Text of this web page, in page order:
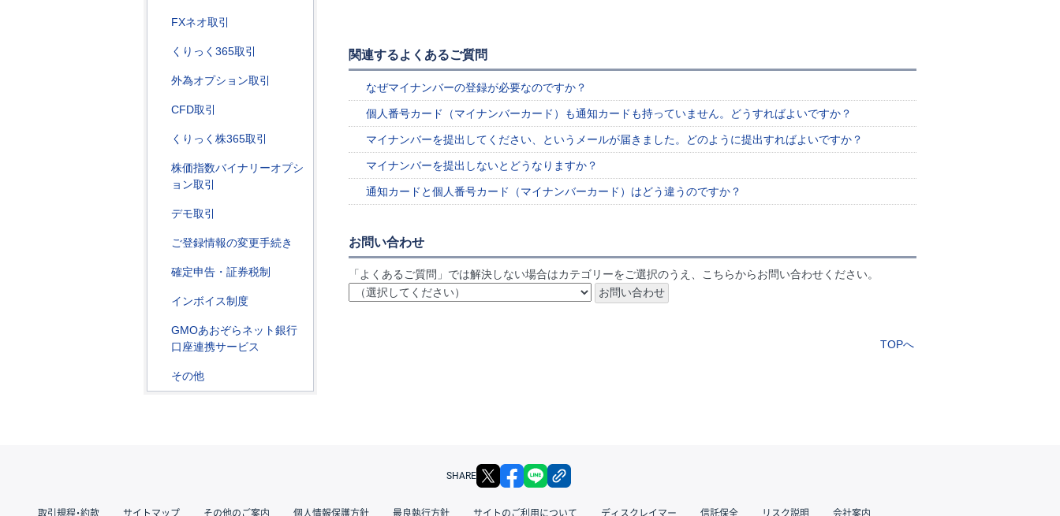
FXネオ取引
くりっく365取引
外為オプション取引
CFD取引
くりっく株365取引
株価指数バイナリーオプシ
ョン取引
デモ取引
ご登録情報の変更手続き
確定申告・証券税制
インボイス制度
GMOあおぞらネット銀行
口座連携サービス
その他
関連するよくあるご質問
なぜマイナンバーの登録が必要なのですか？
個人番号カード（マイナンバーカード）も通知カードも持っていません。どうすればよいですか？
マイナンバーを提出してください、というメールが届きました。どのように提出すればよいですか？
マイナンバーを提出しないとどうなりますか？
通知カードと個人番号カード（マイナンバーカード）はどう違うのですか？
お問い合わせ
「よくあるご質問」では解決しない場合はカテゴリーをご選択のうえ、こちらからお問い合わせください。
TOPへ
SHARE X facebook
取引規程・約款 サイトマップ その他のご案内 個人情報保護方針 最良執行方針 サイトのご利用について ディスクレイマー 信託保全 リスク説明 会社案内